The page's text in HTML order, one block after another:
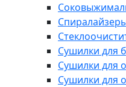
Сушилки для
Сушилки для
Сушилки для